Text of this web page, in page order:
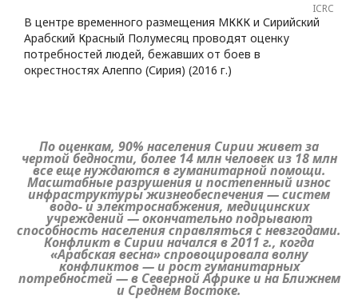
ICRC
В центре временного размещения МККК и Сирийский
Арабский Красный Полумесяц проводят оценку
потребностей людей, бежавших от боев в
окрестностях Алеппо (Сирия) (2016 г.)
По оценкам, 90% населения Сирии живет за
чертой бедности, более 14 млн человек из 18 млн
все еще нуждаются в гуманитарной помощи.
Масштабные разрушения и постепенный износ
инфраструктуры жизнеобеспечения — систем
водо- и электроснабжения, медицинских
учреждений — окончательно подрывают
способность населения справляться с невзгодами.
Конфликт в Сирии начался в 2011 г., когда
«Арабская весна» спровоцировала волну
конфликтов — и рост гуманитарных
потребностей — в Северной Африке и на Ближнем
и Среднем Востоке.